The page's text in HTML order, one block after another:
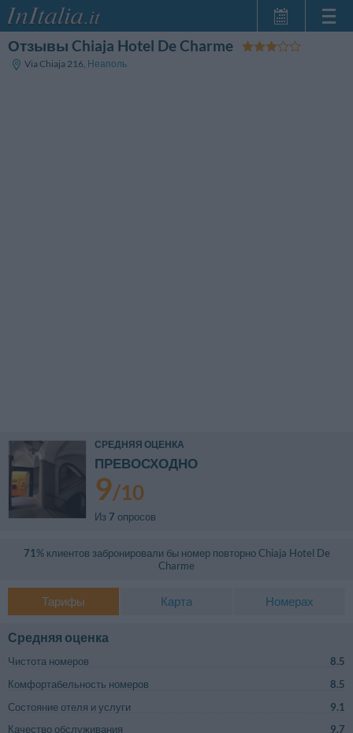
Главная
Отзывы Chiaja Hotel De Charme
Via Chiaja 216, Неаполь
СРЕДНЯЯ ОЦЕНКА
ПРЕВОСХОДНО
9/10
Из 7 опросов
71% клиентов забронировали бы номер повторноChiaja Hotel De
Charme
Тарифы Карта Номерах
Средняя оценка
Чистота номеров
8.5
Комфортабельность номеров
8.5
Состояние отеля и услуги
9.1
Качество обслуживания
9.7